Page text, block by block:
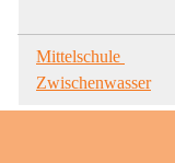
Mittelschule
Zwischenwasser